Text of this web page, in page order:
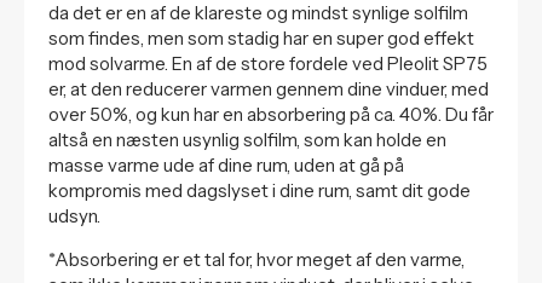
da det er en af de klareste og mindst synlige solfilm
som findes, men som stadig har en super god effekt
mod solvarme. En af de store fordele ved Pleolit SP75
er, at den reducerer varmen gennem dine vinduer, med
over 50%, og kun har en absorbering på ca. 40%. Du får
altså en næsten usynlig solfilm, som kan holde en
masse varme ude af dine rum, uden at gå på
kompromis med dagslyset i dine rum, samt dit gode
udsyn.
*Absorbering er et tal for, hvor meget af den varme,